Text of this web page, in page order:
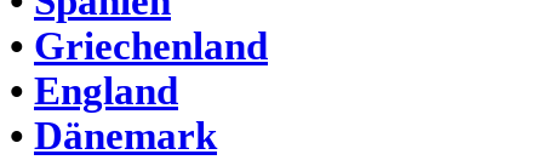
• Griechenland
• England
• Dänemark